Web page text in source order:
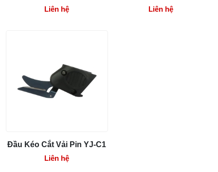
Liên hệ
Liên hệ
Đầu Kéo Cắt Vải Pin YJ-C1
Liên hệ